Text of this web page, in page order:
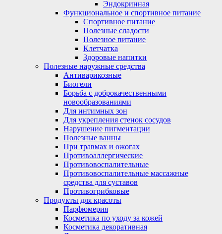
Эндокринная
Функциональное и спортивное питание
Спортивное питание
Полезные сладости
Полезное питание
Клетчатка
Здоровые напитки
Полезные наружные средства
Антиварикозные
Биогели
Борьба с доброкачественными
новообразованиями
Для интимных зон
Для укрепления стенок сосудов
Нарушение пигментации
Полезные ванны
При травмах и ожогах
Противоаллергические
Противовоспалительные
Противовоспалительные массажные
средства для суставов
Противогрибковые
Продукты для красоты
Парфюмерия
Косметика по уходу за кожей
Косметика декоративная